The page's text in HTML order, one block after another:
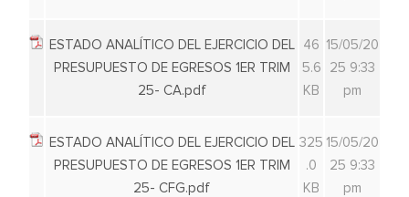
ESTADO ANALÍTICO DEL EJERCICIO DEL
PRESUPUESTO DE EGRESOS 1ER TRIM
25- CA.pdf
46
5.6
KB
15/05/20
25 9:33
pm
ESTADO ANALÍTICO DEL EJERCICIO DEL
PRESUPUESTO DE EGRESOS 1ER TRIM
25- CFG.pdf
325
.0
KB
15/05/20
25 9:33
pm